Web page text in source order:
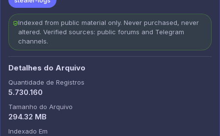
Indexed from public material only. Never purchased, never
altered. Verified sources: public forums and Telegram
channels.
Detalhes do Arquivo
Quantidade de Registros
5.730.160
Tamanho do Arquivo
294.32 MB
Indexado Em